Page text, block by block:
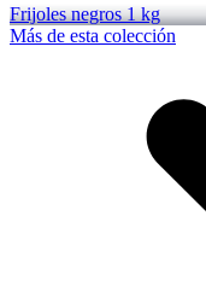
Frijoles negros 1 kg
Más de esta colección